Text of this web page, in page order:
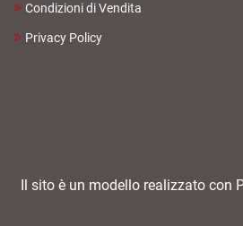
Condizioni di Vendita
Privacy Policy
Il sito è un modello realizzato con